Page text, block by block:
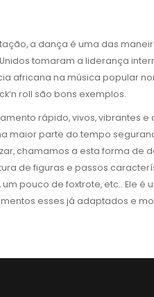
a dança é uma das
Unidos tomaram a liderança
africana na música popular
roll são bons exemplos.
rápido, vivos, vibrantes
maior parte do tempo
chamamos a esta forma de
de figuras e passos
pouco de foxtrote, etc.. Ele
esses já adaptados e